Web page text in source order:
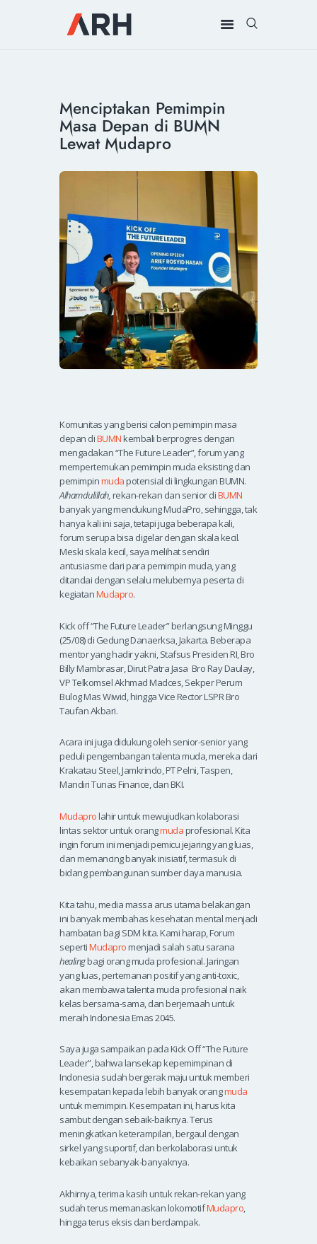
INSPIRING
MONDAY
RILIS MEDIA
BUKU
KENALAN
Menciptakan Pemimpin
Masa Depan di BUMN
Lewat Mudapro
Komunitas yang berisi calon pemimpin masa
depan diBUMNkembali berprogres dengan
mengadakan “The Future Leader”, forum yang
mempertemukan pemimpin muda eksisting dan
pemimpinmudapotensial di lingkungan BUMN.
Alhamdulillah,rekan-rekan dan senior diBUMN
banyak yang mendukung MudaPro, sehingga, tak
hanya kali ini saja, tetapi juga beberapa kali,
forum serupa bisa digelar dengan skala kecil.
Meski skala kecil, saya melihat sendiri
antusiasme dari para pemimpin muda, yang
ditandai dengan selalu melubernya peserta di
kegiatanMudapro.
Kick off “The Future Leader” berlangsung Minggu
(25/08) di Gedung Danaerksa, Jakarta. Beberapa
mentor yang hadir yakni, Stafsus Presiden RI, Bro
Billy Mambrasar, Dirut Patra Jasa Bro Ray Daulay,
VP Telkomsel Akhmad Madces, Sekper Perum
Bulog Mas Wiwid, hingga Vice Rector LSPR Bro
Taufan Akbari.
Acara ini juga didukung oleh senior-senior yang
peduli pengembangan talenta muda, mereka dari
Krakatau Steel, Jamkrindo, PT Pelni, Taspen,
Mandiri Tunas Finance, dan BKI.
Mudaprolahir untuk mewujudkan kolaborasi
lintas sektor untuk orangmudaprofesional. Kita
ingin forum ini menjadi pemicu jejaring yang luas,
dan memancing banyak inisiatif, termasuk di
bidang pembangunan sumber daya manusia.
Kita tahu, media massa arus utama belakangan
ini banyak membahas kesehatan mental menjadi
hambatan bagi SDM kita. Kami harap, Forum
sepertiMudapromenjadi salah satu sarana
healingbagi orang muda profesional. Jaringan
yang luas, pertemanan positif yang anti-toxic,
akan membawa talenta muda profesional naik
kelas bersama-sama, dan berjemaah untuk
meraih Indonesia Emas 2045.
Saya juga sampaikan pada Kick Off “The Future
Leader”, bahwa lansekap kepemimpinan di
Indonesia sudah bergerak maju untuk memberi
kesempatan kepada lebih banyak orangmuda
untuk memimpin. Kesempatan ini, harus kita
sambut dengan sebaik-baiknya. Terus
meningkatkan keterampilan, bergaul dengan
sirkel yang suportif, dan berkolaborasi untuk
kebaikan sebanyak-banyaknya.
Akhirnya, terima kasih untuk rekan-rekan yang
sudah terus memanaskan lokomotifMudapro,
hingga terus eksis dan berdampak.